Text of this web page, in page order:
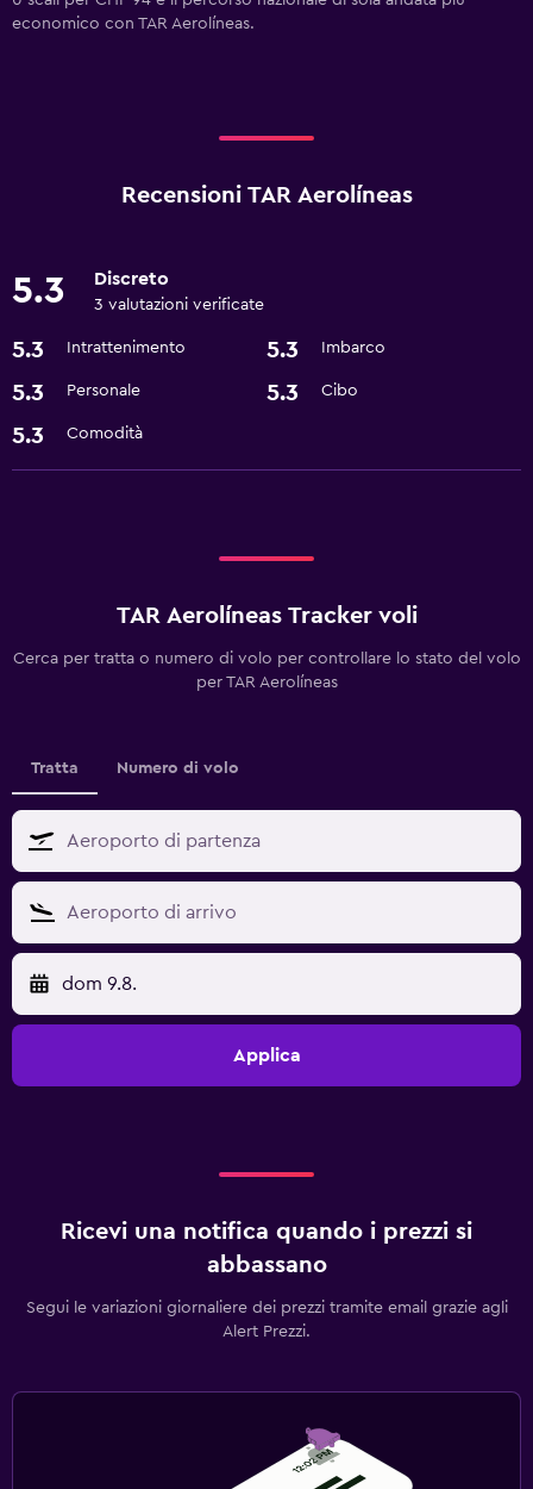
economico con TAR Aerolíneas.
Recensioni TAR Aerolíneas
5.3 Discreto
3 valutazioni verificate
5.3 Intrattenimento 5.3 Imbarco
5.3 Personale 5.3 Cibo
5.3 Comodità
TAR Aerolíneas Tracker voli
Cerca per tratta o numero di volo per controllare lo stato del volo
per TAR Aerolíneas
Tratta Numero di volo
dom 9.8.
Applica
Ricevi una notifica quando i prezzi si
abbassano
Segui le variazioni giornaliere dei prezzi tramite email grazie agli
Alert Prezzi.